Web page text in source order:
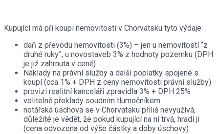
Kupující má při koupi nemovitosti v Chorvatsku tyto výdaje:
daň z převodu nemovitosti (3%) – jen u nemovitostí “z
druhé ruky”, u novostaveb 3% z hodnoty pozemku (DPH
je již zahrnuta v ceně)
Náklady na právní služby a další poplatky spojené s
koupí (cca 1% + DPH z ceny nemovitosti právní služby)
provizi realitní kanceláři zpravidla 3% + DPH 25%
volitelně překlady soudním tlumočníkem
notářská úschova se v Chorvatsku příliš nevyužívá,
důležité je vědět, že pokud kupující na ní trvá, hradí ji
(cena odvozena od výše částky a doby úschovy)